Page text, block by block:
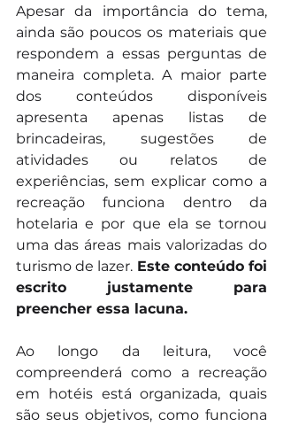
Apesar da importância do tema,
ainda são poucos os materiais que
respondem a essas perguntas de
maneira completa. A maior parte
dos conteúdos disponíveis
apresenta apenas listas de
brincadeiras, sugestões de
atividades ou relatos de
experiências, sem explicar como a
recreação funciona dentro da
hotelaria e por que ela se tornou
uma das áreas mais valorizadas do
turismo de lazer. Este conteúdo foi
escrito justamente para
preencher essa lacuna.
Ao longo da leitura, você
compreenderá como a recreação
em hotéis está organizada, quais
são seus objetivos, como funciona